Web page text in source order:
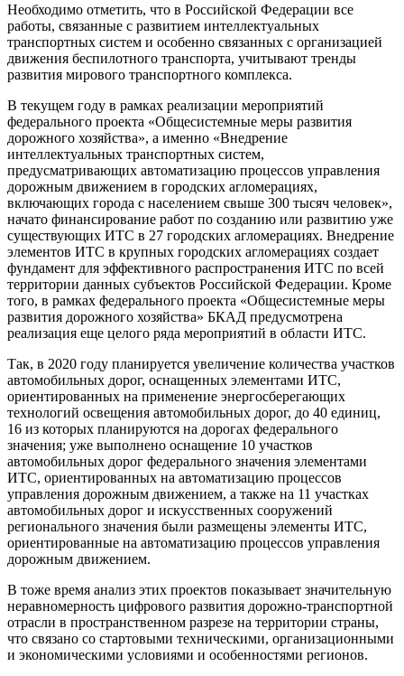
Необходимо отметить, что в Российской Федерации все
работы, связанные с развитием интеллектуальных
транспортных систем и особенно связанных с организацией
движения беспилотного транспорта, учитывают тренды
развития мирового транспортного комплекса.
В текущем году в рамках реализации мероприятий
федерального проекта «Общесистемные меры развития
дорожного хозяйства», а именно «Внедрение
интеллектуальных транспортных систем,
предусматривающих автоматизацию процессов управления
дорожным движением в городских агломерациях,
включающих города с населением свыше 300 тысяч человек»,
начато финансирование работ по созданию или развитию уже
существующих ИТС в 27 городских агломерациях. Внедрение
элементов ИТС в крупных городских агломерациях создает
фундамент для эффективного распространения ИТС по всей
территории данных субъектов Российской Федерации. Кроме
того, в рамках федерального проекта «Общесистемные меры
развития дорожного хозяйства» БКАД предусмотрена
реализация еще целого ряда мероприятий в области ИТС.
Так, в 2020 году планируется увеличение количества участков
автомобильных дорог, оснащенных элементами ИТС,
ориентированных на применение энергосберегающих
технологий освещения автомобильных дорог, до 40 единиц,
16 из которых планируются на дорогах федерального
значения; уже выполнено оснащение 10 участков
автомобильных дорог федерального значения элементами
ИТС, ориентированных на автоматизацию процессов
управления дорожным движением, а также на 11 участках
автомобильных дорог и искусственных сооружений
регионального значения были размещены элементы ИТС,
ориентированные на автоматизацию процессов управления
дорожным движением.
В тоже время анализ этих проектов показывает значительную
неравномерность цифрового развития дорожно-транспортной
отрасли в пространственном разрезе на территории страны,
что связано со стартовыми техническими, организационными
и экономическими условиями и особенностями регионов.